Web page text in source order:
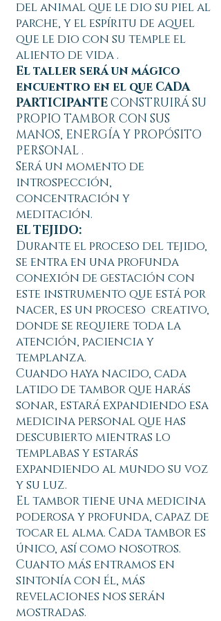
del animal que le dio su piel al
parche, y el espíritu de aquel
que le dio con su temple el
aliento de vida .
El taller será un mágico
encuentro en el que CADA
PARTICIPANTECONSTRUIRÁ SU
PROPIO TAMBOR CON SUS
MANOS, ENERGÍA Y PROPÓSITO
PERSONAL .
Será un momento de
introspección,
concentración y
meditación.
EL TEJIDO:
Durante el proceso del tejido,
se entra en una profunda
conexión de gestación con
este instrumento que está por
nacer, es un proceso creativo,
donde se requiere toda la
atención, paciencia y
templanza.
Cuando haya nacido, cada
latido de tambor que harás
sonar, estará expandiendo esa
medicina personal que has
descubierto mientras lo
templabas y estarás
expandiendo al mundo su voz
y su luz.
El tambor tiene una medicina
poderosa y profunda, capaz de
tocar el alma. Cada tambor es
único, así como nosotros.
Cuanto más entramos en
sintonía con él, más
revelaciones nos serán
mostradas.